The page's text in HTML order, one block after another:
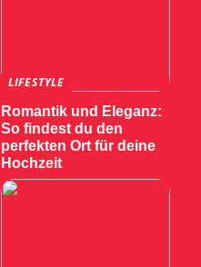
LIFESTYLE
Romantik und Eleganz:
So findest du den
perfekten Ort für deine
Hochzeit